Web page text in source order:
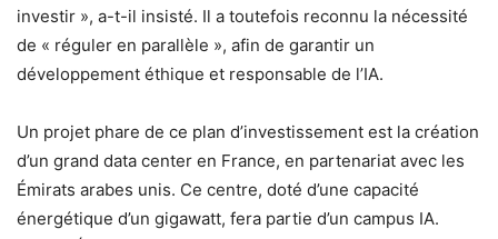
investir », a-t-il insisté. Il a toutefois reconnu la nécessité
de « réguler en parallèle », afin de garantir un
développement éthique et responsable de l’IA.
Un projet phare de ce plan d’investissement est la création
d’un grand data center en France, en partenariat avec les
Émirats arabes unis. Ce centre, doté d’une capacité
énergétique d’un gigawatt, fera partie d’un campus IA.